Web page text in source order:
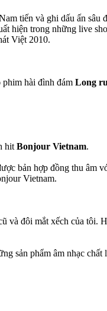
tiến và ghi dấu ấn sâu
hiện trong những live
Việt 2010.
phim hài đình đám Long
hit Bonjour Vietnam.
bản hợp đồng thu âm
Vietnam.
đôi mắt xếch của tôi.
sản phẩm âm nhạc chất